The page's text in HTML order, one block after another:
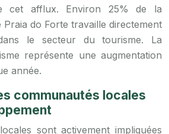
cet afflux. Environ 25% de la
do Forte travaille directement
le secteur du tourisme. La
représente une augmentation
année.
communautés locales
sont activement impliquées